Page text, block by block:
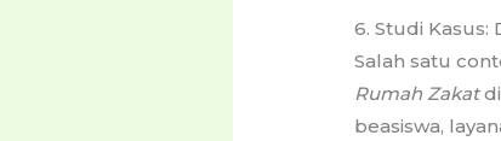
6. Studi
Salah satu
Rumah Zakatdi
beasiswa,